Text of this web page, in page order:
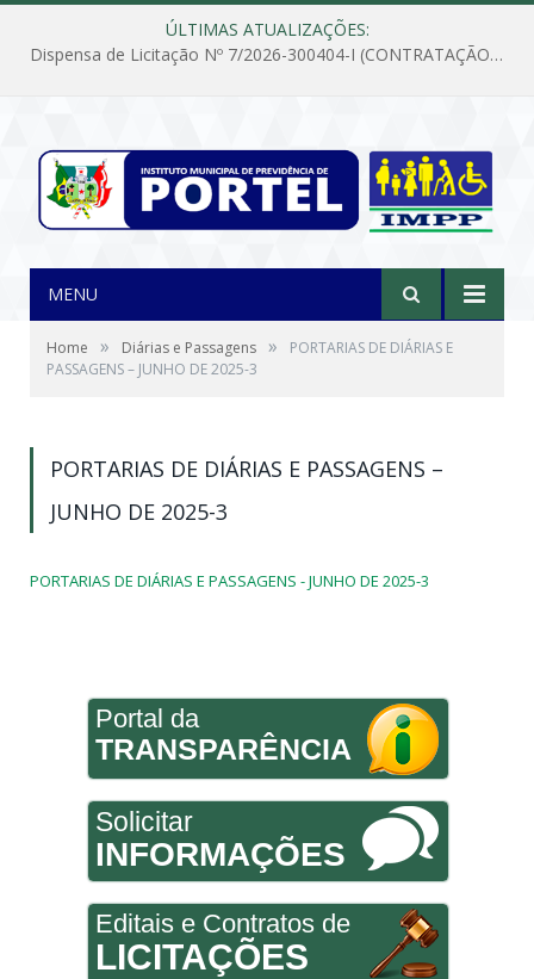
ÚLTIMAS ATUALIZAÇÕES:
Dispensa de Licitação Nº 7/2026-300404-I (CONTRATAÇÃO DE EMPRESA PARA MANUTENÇÃO E REPARAÇÃO DE APARELHOS DE AR CONDICIONADO, EM ATENDIMENTO ÀS NECESSIDADES DO INSTITUTO DE PREVIDÊNCIA MUNICIPAL DE PORTEL/PA)
MENU
Home » Diárias e Passagens »
PORTARIAS DE DIÁRIAS E
PASSAGENS – JUNHO DE 2025-3
PORTARIAS DE DIÁRIAS E PASSAGENS –
JUNHO DE 2025-3
PORTARIAS DE DIÁRIAS E PASSAGENS - JUNHO DE 2025-3
Portal da
TRANSPARÊNCIA
Solicitar
INFORMAÇÕES
Editais e Contratos de
LICITAÇÕES